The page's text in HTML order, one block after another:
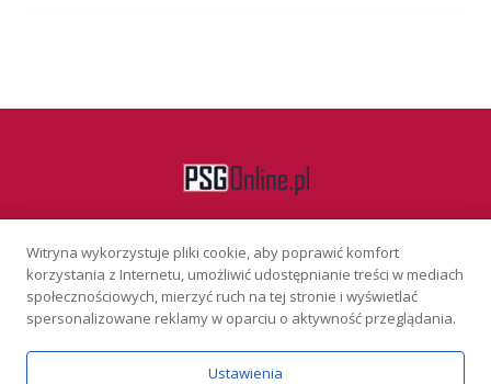
Facebook
KONTAKT REKLAMA POLITYKA PRYWATNOŚCI
Serwis wyłącznie dla osób powyżej 18 lat. Hazard może uzależniać.
Witryna wykorzystuje pliki cookie, aby poprawić komfort
korzystania z Internetu, umożliwić udostępnianie treści w mediach
społecznościowych, mierzyć ruch na tej stronie i wyświetlać
spersonalizowane reklamy w oparciu o aktywność przeglądania.
Ustawienia